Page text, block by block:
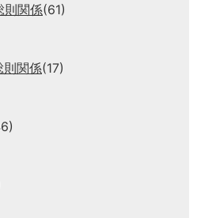
則関係(61)
則関係(17)